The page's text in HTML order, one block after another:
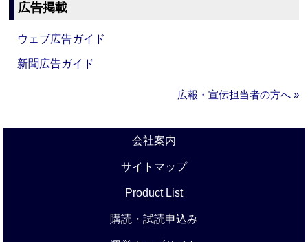
広告掲載
ウェブ広告ガイド
新聞広告ガイド
広報・宣伝担当者の方へ »
会社案内
サイトマップ
Product List
購読・試読申込み